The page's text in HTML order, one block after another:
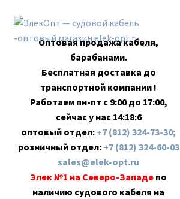
Перейти
к
Перейти
к
содержимому
Оптовая продажа кабеля,
барабанами.
Бесплатная доставка до
транспортной компании !
Работаем пн-пт с 9:00 до 17:00,
сейчас у нас 14:18:7
оптовый отдел: +7 (812) 324-73-30;
розничный отдел: +7 (812) 324-60-03
sales@elek-opt.ru
Элек №1 на Северо-Западе по
наличию судового кабеля на